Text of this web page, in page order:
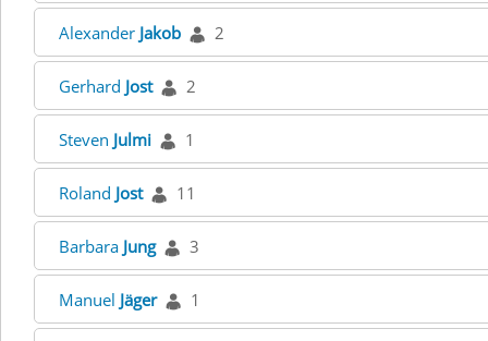
Alexander Jakob 2
Gerhard Jost 2
Steven Julmi 1
Roland Jost 11
Barbara Jung 3
Manuel Jäger 1